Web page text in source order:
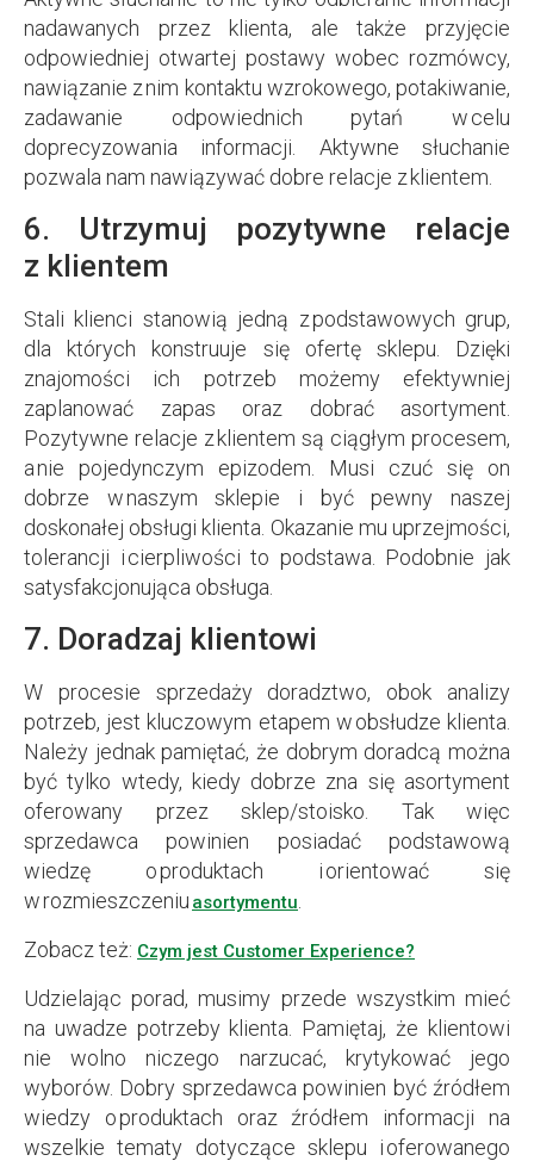
nadawanych przez klienta, ale także przyjęcie
odpowiedniej otwartej postawy wobec rozmówcy,
nawiązanie z nim kontaktu wzrokowego, potakiwanie,
zadawanie odpowiednich pytań w celu
doprecyzowania informacji. Aktywne słuchanie
pozwala nam nawiązywać dobre relacje z klientem.
6. Utrzymuj pozytywne relacje
z klientem
Stali klienci stanowią jedną z podstawowych grup,
dla których konstruuje się ofertę sklepu. Dzięki
znajomości ich potrzeb możemy efektywniej
zaplanować zapas oraz dobrać asortyment.
Pozytywne relacje z klientem są ciągłym procesem,
a nie pojedynczym epizodem. Musi czuć się on
dobrze w naszym sklepie i być pewny naszej
doskonałej obsługi klienta. Okazanie mu uprzejmości,
tolerancji i cierpliwości to podstawa. Podobnie jak
satysfakcjonująca obsługa.
7. Doradzaj klientowi
W procesie sprzedaży doradztwo, obok analizy
potrzeb, jest kluczowym etapem w obsłudze klienta.
Należy jednak pamiętać, że dobrym doradcą można
być tylko wtedy, kiedy dobrze zna się asortyment
oferowany przez sklep/stoisko. Tak więc
sprzedawca powinien posiadać podstawową
wiedzę o produktach i orientować się
w rozmieszczeniu asortymentu
Zobacz też: Czym jest Customer Experience?
Udzielając porad, musimy przede wszystkim mieć
na uwadze potrzeby klienta. Pamiętaj, że klientowi
nie wolno niczego narzucać, krytykować jego
wyborów. Dobry sprzedawca powinien być źródłem
wiedzy o produktach oraz źródłem informacji na
wszelkie tematy dotyczące sklepu i oferowanego